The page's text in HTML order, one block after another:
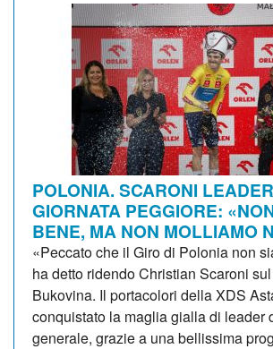
POLONIA. SCARONI
GIORNATA PEGGIORE:
BENE, MA NON MOLLIAMO
«Peccato che il Giro di Polonia non
ha detto ridendo Christian Scaroni
Bukovina. Il portacolori della XDS
conquistato la maglia gialla di leader
generale, grazie a una bellissima